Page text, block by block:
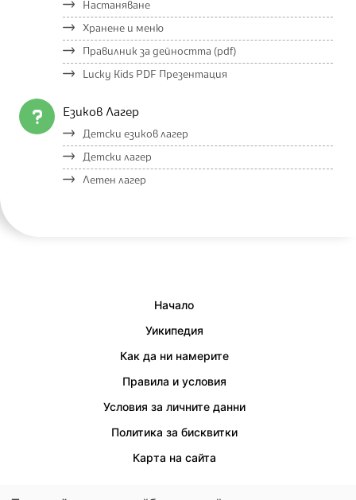
Настаняване
Хранене и меню
Правилник за дейността (pdf)
Lucky Kids PDF Презентация
Езиков Лагер
Детски езиков лагер
Детски лагер
Летен лагер
Начало
Уикипедия
Как да ни намерите
Правила и условия
Условия за личните данни
Политика за бисквитки
Карта на сайта